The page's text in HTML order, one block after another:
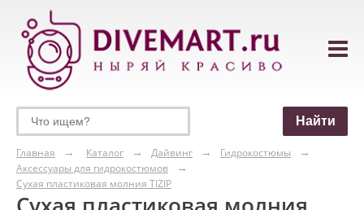
Главная Каталог Дайвинг
Гидрокостюмы
Аксессуары для гидрокостюмов
Сухая пластиковая молния TIZIP